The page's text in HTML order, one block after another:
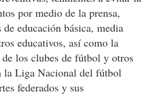
por medio de la prensa,
educación básica, media
educativos, así como la
los clubes de fútbol y otros
la Liga Nacional del fútbol
federados y sus